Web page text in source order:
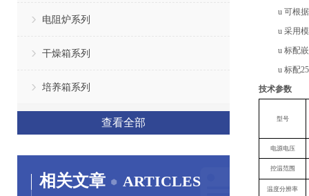
电阻炉系列
干燥箱系列
培养箱系列
查看全部
相关文章 ARTICLES
u 可根
u 采用
u 标配
u 标配25
技术参数
型号
电源电压
控温范围
温度分辨率